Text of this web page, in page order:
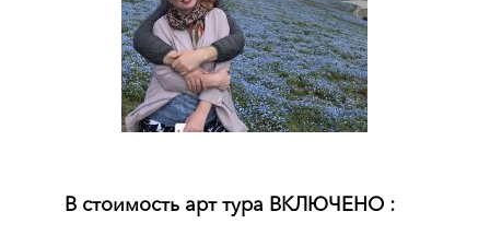
В стоимость арт тура ВКЛЮЧЕНО :